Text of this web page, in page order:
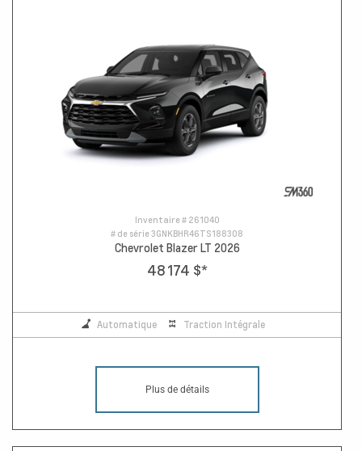
Inventaire # 261040
# de série3GNKBHR46TS188308
Chevrolet Blazer LT 2026
48 174 $*
Automatique Traction Intégrale
Plus de détails